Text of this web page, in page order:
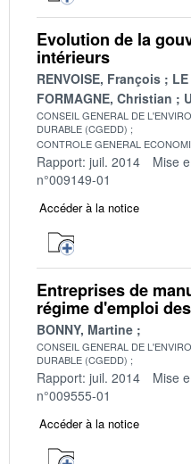
Evolution de la
intérieurs
RENVOISE, François
FORMAGNE, Christian
CONSEIL GENERAL DE
DURABLE (CGEDD)
CONTROLE GENERAL
Rapport: juil. 2014 Mise
n°009149-01
Accéder à la notice
Entreprises de
régime d'emploi
BONNY, Martine
CONSEIL GENERAL DE
DURABLE (CGEDD)
Rapport: juil. 2014 Mise
n°009555-01
Accéder à la notice